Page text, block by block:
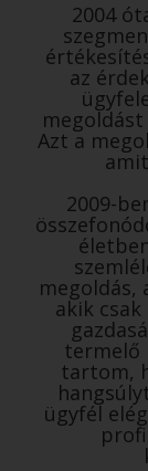
2004
az
megoldást
Azt a
2009-
megoldás,
akik
termelő
tartom,
ügyfél